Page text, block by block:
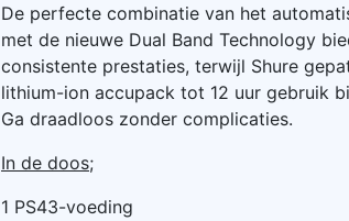
De perfecte combinatie van het
met de nieuwe Dual Band Technology
consistente prestaties, terwijl Shure
lithium-ion accupack tot 12 uur gebruik
Ga draadloos zonder complicaties.
In de doos;
1 PS43-voeding